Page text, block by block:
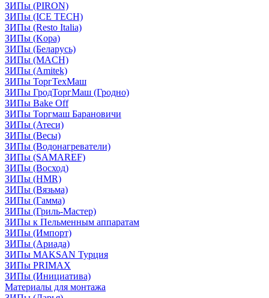
ЗИПы (PIRON)
ЗИПы (ICE TECH)
ЗИПы (Resto Italia)
ЗИПы (Kopa)
ЗИПы (Беларусь)
ЗИПы (MACH)
ЗИПы (Amitek)
ЗИПы ТоргТехМаш
ЗИПы ГродТоргМаш (Гродно)
ЗИПы Bake Off
ЗИПы Торгмаш Барановичи
ЗИПы (Атеси)
ЗИПы (Весы)
ЗИПы (Водонагреватели)
ЗИПы (SAMAREF)
ЗИПы (Восход)
ЗИПы (HMR)
ЗИПы (Вязьма)
ЗИПы (Гамма)
ЗИПы (Гриль-Мастер)
ЗИПы к Пельменным аппаратам
ЗИПы (Импорт)
ЗИПы (Ариада)
ЗИПы MAKSAN Турция
ЗИПы PRIMAX
ЗИПы (Инициатива)
Материалы для монтажа